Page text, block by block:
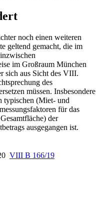
noch einen weiteren
geltend gemacht, die im
im Großraum München
sich aus Sicht des VIII.
des
müssen. Insbesondere
typischen (Miet- und
für das
der
ausgegangen ist.
VIII B 166/19